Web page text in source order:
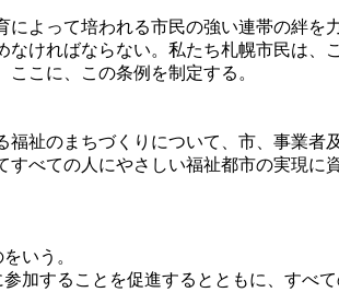
よって培われる市民の強い連帯の絆を
ければならない。私たち札幌市民は、
こに、この条例を制定する。
祉のまちづくりについて、市、事業者
べての人にやさしい福祉都市の実現に
いう。
加することを促進するとともに、すべ